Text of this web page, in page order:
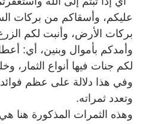
عليكم، وأسقاكم من بركات
بركات الأرض، وأنبت لكم
وأمدكم بأموال وبنين، أي:
لكم جنات فيها أنواع الثمار،
وفي هذا دلالة على عظم فوائد
وتعدد ثمراته.
وهذه الثمرات المذكورة هنا هي